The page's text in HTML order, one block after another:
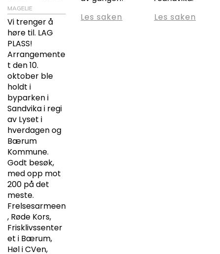
MAGELIE
Vi trenger å
høre til. LAG
PLASS!
Arrangemente
t den 10.
oktober ble
holdt i
byparken i
Sandvika i regi
av Lyset i
hverdagen og
Bærum
Kommune.
Godt besøk,
med opp mot
200 på det
meste.
Frelsesarmeen
, Røde Kors,
Frisklivssenter
et i Bærum,
Høl i CVen,
Les saken
Les saken